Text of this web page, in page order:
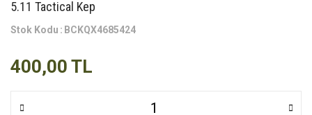
5.11 Tactical Kep
Stok Kodu BCKQX4685424
400,00 TL